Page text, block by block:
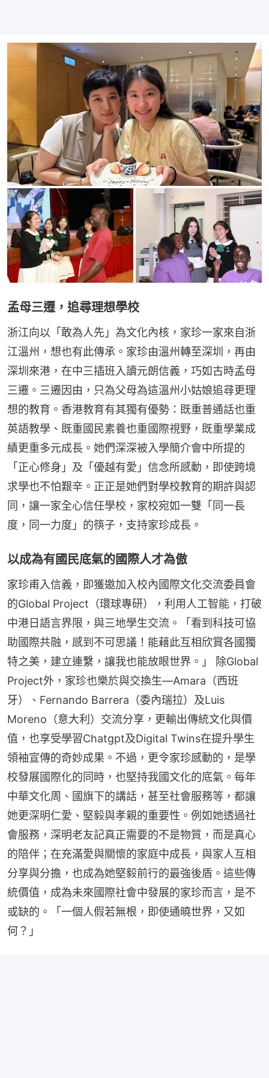
孟母三遷，追尋理想學校
浙江向以「敢為人先」為文化內核，家珍一家來自浙
江溫州，想也有此傳承。家珍由溫州轉至深圳，再由
深圳來港，在中三插班入讀元朗信義，巧如古時孟母
三遷。三遷因由，只為父母為這溫州小姑娘追尋更理
想的教育。香港教育有其獨有優勢：既重普通話也重
英語教學、既重國民素養也重國際視野，既重學業成
績更重多元成長。她們深深被入學簡介會中所提的
「正心修身」及「優越有愛」信念所感動，即使跨境
求學也不怕艱辛。正正是她們對學校教育的期許與認
同，讓一家全心信任學校，家校宛如一雙「同一長
度，同一力度」的筷子，支持家珍成長。
以成為有國民底氣的國際人才為傲
家珍甫入信義，即獲邀加入校內國際文化交流委員會
的Global Project（環球專研），利用人工智能，打破
中港日語言界限，與三地學生交流。「看到科技可協
助國際共融，感到不可思議！能藉此互相欣賞各國獨
特之美，建立連繫，讓我也能放眼世界。」 除Global
Project外，家珍也樂於與交換生—Amara（西班
牙）、Fernando Barrera（委內瑞拉）及Luis
Moreno（意大利）交流分享，更輸出傳統文化與價
值，也享受學習Chatgpt及Digital Twins在提升學生
領袖宣傳的奇妙成果。不過，更令家珍感動的，是學
校發展國際化的同時，也堅持我國文化的底氣。每年
中華文化周、國旗下的講話，甚至社會服務等，都讓
她更深明仁愛、堅毅與孝親的重要性。例如她透過社
會服務，深明老友記真正需要的不是物質，而是真心
的陪伴；在充滿愛與關懷的家庭中成長，與家人互相
分享與分擔，也成為她堅毅前行的最強後盾。這些傳
統價值，成為未來國際社會中發展的家珍而言，是不
或缺的。「一個人假若無根，即使通曉世界，又如
何？」